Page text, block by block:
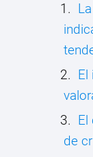
El
El
de